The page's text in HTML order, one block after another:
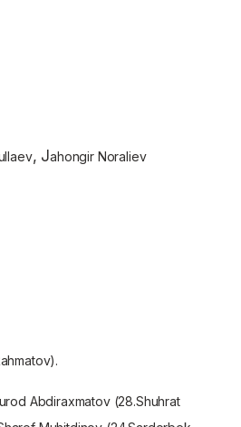
, Jahongir Noraliev
Abdiraxmatov (28.Shuhrat